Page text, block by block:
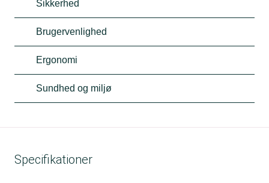
Sikkerhed
Brugervenlighed
Ergonomi
Sundhed og miljø
Specifikationer